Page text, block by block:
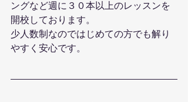
ングなど週に３０本以上のレッスンを
開校しております。
少人数制なのではじめての方でも解り
やすく安心です。